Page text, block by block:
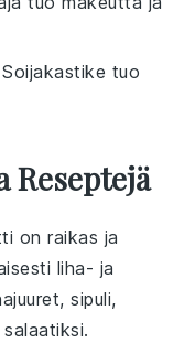
tuo
Reseptejä
on raikas ja
liha- ja
,sipuli,